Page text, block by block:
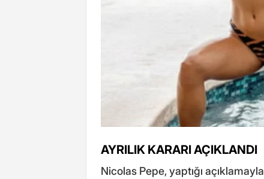
AYRILIK KARARI AÇIKLANDI
Nicolas Pepe, yaptığı